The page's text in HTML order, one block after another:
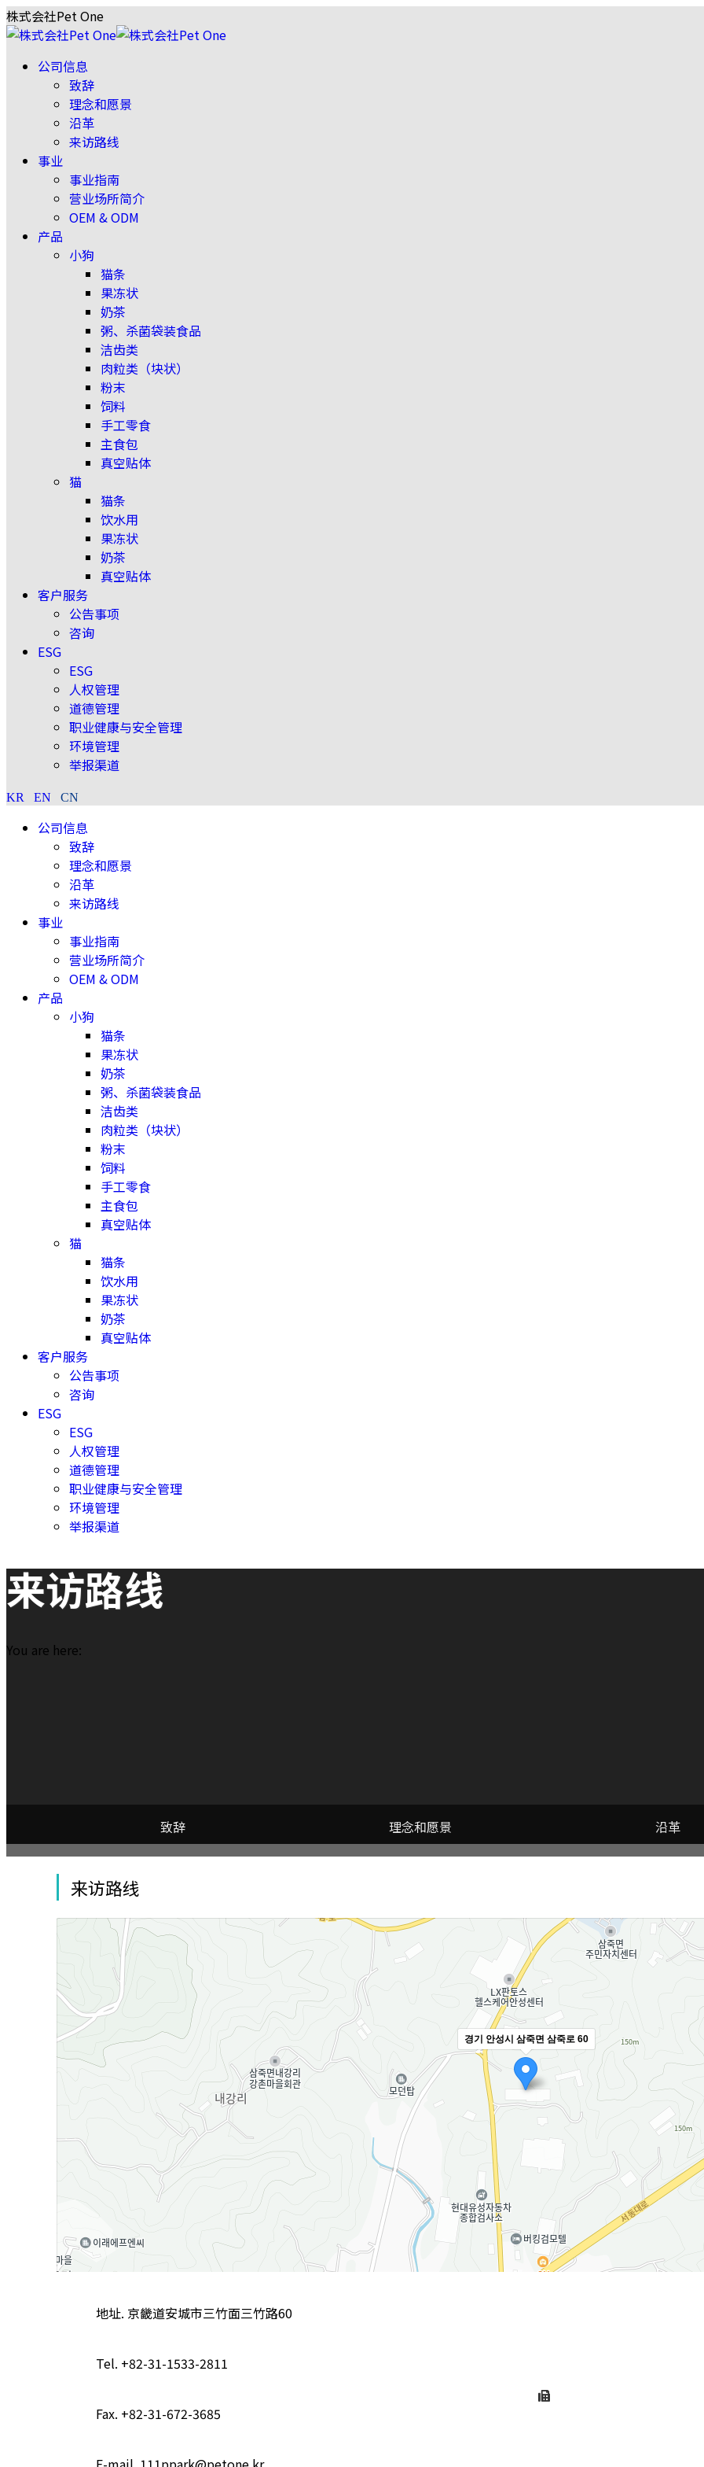
株式会社Pet One
公司信息
致辞
理念和愿景
沿革
来访路线
事业
事业指南
营业场所简介
OEM & ODM
产品
小狗
猫条
果冻状
奶茶
粥、杀菌袋装食品
洁齿类
肉粒类（块状）
粉末
饲料
手工零食
主食包
真空贴体
猫
猫条
饮水用
果冻状
奶茶
真空贴体
客户服务
公告事项
咨询
ESG
ESG
人权管理
道德管理
职业健康与安全管理
环境管理
举报渠道
KR EN CN
公司信息
致辞
理念和愿景
沿革
来访路线
事业
事业指南
营业场所简介
OEM & ODM
产品
小狗
猫条
果冻状
奶茶
粥、杀菌袋装食品
洁齿类
肉粒类（块状）
粉末
饲料
手工零食
主食包
真空贴体
猫
猫条
饮水用
果冻状
奶茶
真空贴体
客户服务
公告事项
咨询
ESG
ESG
人权管理
道德管理
职业健康与安全管理
环境管理
举报渠道
来访路线
You are here:
致辞 理念和愿景 沿革
来访路线
경기 안성시 삼죽면 삼죽로 60
地址. 京畿道安城市三竹面三竹路60
Tel. +82-31-1533-2811
Fax. +82-31-672-3685